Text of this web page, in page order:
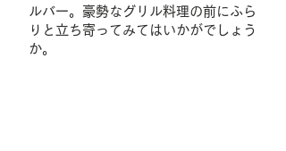
ルバー。豪勢なグリル料理の前にふら
りと立ち寄ってみてはいかがでしょう
か。